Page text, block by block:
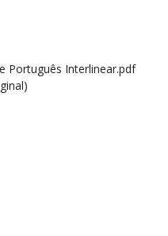
Português Interlinear.pdf